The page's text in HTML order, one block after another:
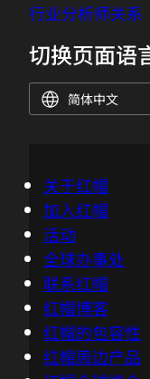
行业分析师关系
切换页面语
关于红帽
加入红帽
活动
全球办事处
联系红帽
红帽博客
红帽的包容性
红帽周边产品